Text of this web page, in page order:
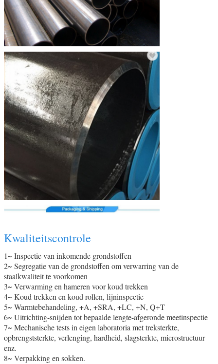
Kwaliteitscontrole
1~ Inspectie van inkomende grondstoffen
2~ Segregatie van de grondstoffen om verwarring van de
staalkwaliteit te voorkomen
3~ Verwarming en hameren voor koud trekken
4~ Koud trekken en koud rollen, lijninspectie
5~ Warmtebehandeling, +A, +SRA, +LC, +N, Q+T
6~ Uitrichting-snijden tot bepaalde lengte-afgeronde meetinspectie
7~ Mechanische tests in eigen laboratoria met treksterkte,
opbrengststerkte, verlenging, hardheid, slagsterkte, microstructuur
enz.
8~ Verpakking en sokken.